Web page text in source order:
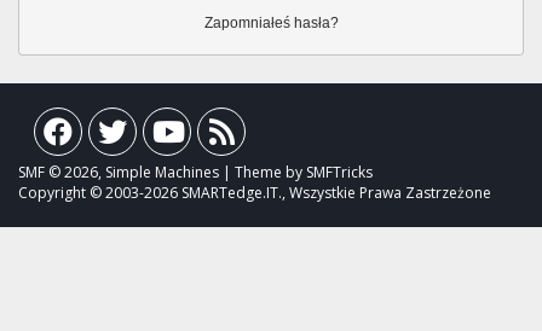
Zapomniałeś hasła?
SMF © 2026, Simple Machines | Theme by SMFTricks
Copyright © 2003-2026 SMARTedge.IT., Wszystkie Prawa Zastrzeżone